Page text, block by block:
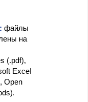
файлы
на
(.pdf),
Excel
Open